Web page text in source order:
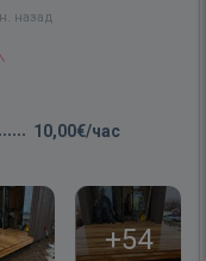
назад
10,00€/час
+54